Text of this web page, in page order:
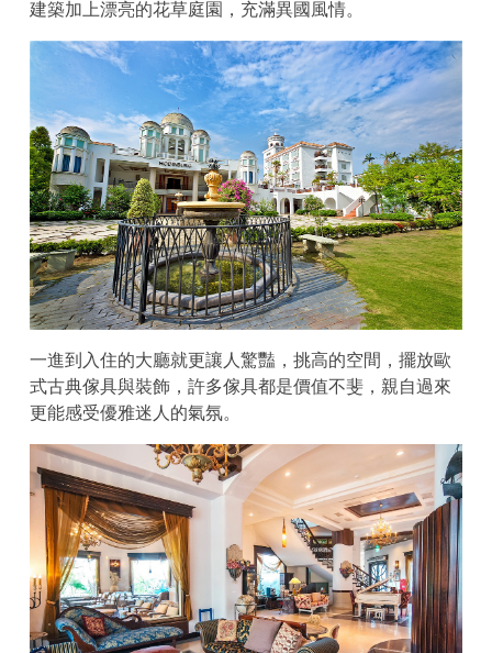
建築加上漂亮的花草庭園，充滿異國風情。
一進到入住的大廳就更讓人驚豔，挑高的空間，擺放歐
式古典傢具與裝飾，許多傢具都是價值不斐，親自過來
更能感受優雅迷人的氣氛。